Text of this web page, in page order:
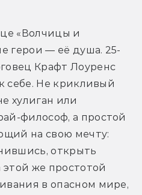
«Волчицы и
герои — её душа. 25-
Крафт Лоуренс
себе. Не крикливый
хулиган или
философ, а простой
на свою мечту:
открыть
этой же простотой
в опасном мире,